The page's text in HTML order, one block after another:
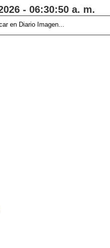
- 06:30:51 a. m.